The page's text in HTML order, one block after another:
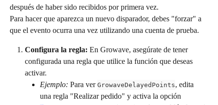
después de haber sido recibidos por primera vez.
Para hacer que aparezca un nuevo disparador, debes "forzar" a
que el evento ocurra una vez utilizando una cuenta de prueba.
Configura la regla: En Growave, asegúrate de tener
configurada una regla que utilice la función que deseas
activar.
Ejemplo: Para ver GrowaveDelayedPoints, edita
una regla "Realizar pedido" y activa la opción